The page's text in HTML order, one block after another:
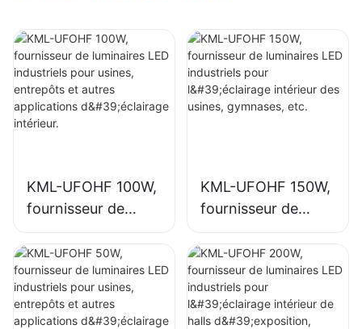
KML-UFOHF 100W,
fournisseur de
luminaires LED
industriels pour
usines, entrepôts
et autres
applications
KML-UFOHF 150W,
fournisseur de
luminaires LED
industriels pour
l'éclairage intérieur
des usines,
gymnases, etc.